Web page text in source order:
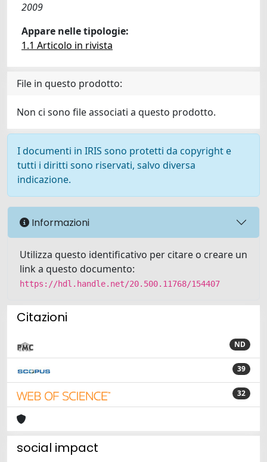
2009
Appare nelle tipologie:
1.1 Articolo in rivista
File in questo prodotto:
Non ci sono file associati a questo prodotto.
I documenti in IRIS sono protetti da copyright e
tutti i diritti sono riservati, salvo diversa
indicazione.
Informazioni
Utilizza questo identificativo per citare o creare un
link a questo documento:
https://hdl.handle.net/20.500.11768/154407
Citazioni
ND
39
32
social impact